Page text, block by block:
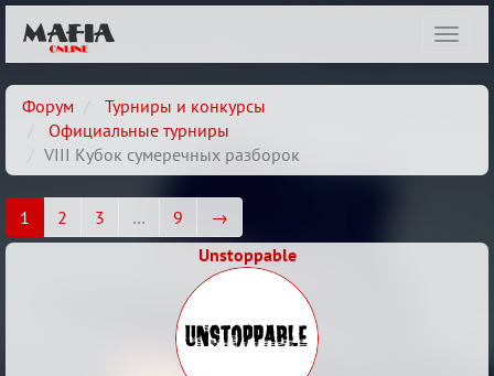
Форум
Турниры и конкурсы
Официальные турниры
VIII Кубок сумеречных разборок
1 2 3 … 9
→
Unstoppable